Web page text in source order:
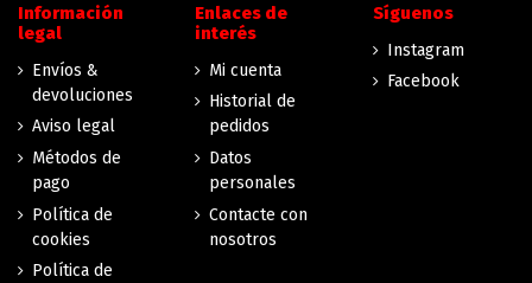
Información
legal
Envíos &
devoluciones
Aviso legal
Métodos de
pago
Política de
cookies
Política de
Enlaces de
interés
Mi cuenta
Historial de
pedidos
Datos
personales
Contacte con
nosotros
Síguenos
Instagram
Facebook